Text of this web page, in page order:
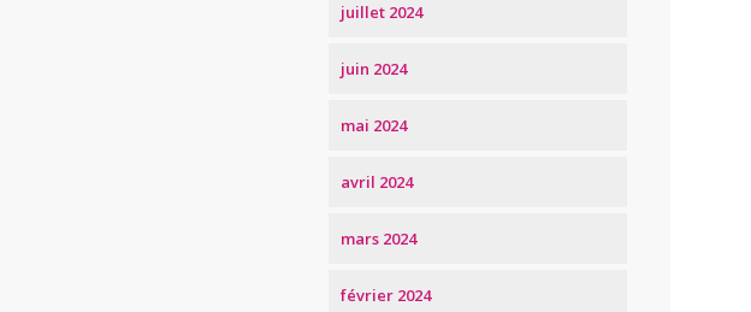
juillet 2024
juin 2024
mai 2024
avril 2024
mars 2024
février 2024